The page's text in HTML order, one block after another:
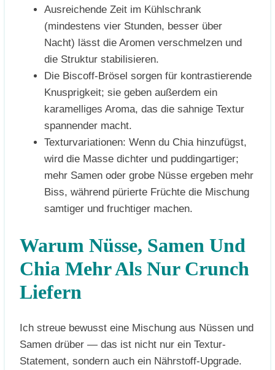
Ausreichende Zeit im Kühlschrank
(mindestens vier Stunden, besser über
Nacht) lässt die Aromen verschmelzen und
die Struktur stabilisieren.
Die Biscoff-Brösel sorgen für kontrastierende
Knusprigkeit; sie geben außerdem ein
karamelliges Aroma, das die sahnige Textur
spannender macht.
Texturvariationen: Wenn du Chia hinzufügst,
wird die Masse dichter und puddingartiger;
mehr Samen oder grobe Nüsse ergeben mehr
Biss, während pürierte Früchte die Mischung
samtiger und fruchtiger machen.
Warum Nüsse, Samen Und
Chia Mehr Als Nur Crunch
Liefern
Ich streue bewusst eine Mischung aus Nüssen und
Samen drüber — das ist nicht nur ein Textur-
Statement, sondern auch ein Nährstoff-Upgrade.